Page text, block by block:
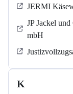
JERMI
JP Jackel
mbH
K